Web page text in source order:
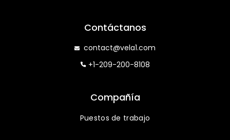
Contáctanos
contact@vela1.com
+1-209-200-8108
Compañía
Puestos de trabajo